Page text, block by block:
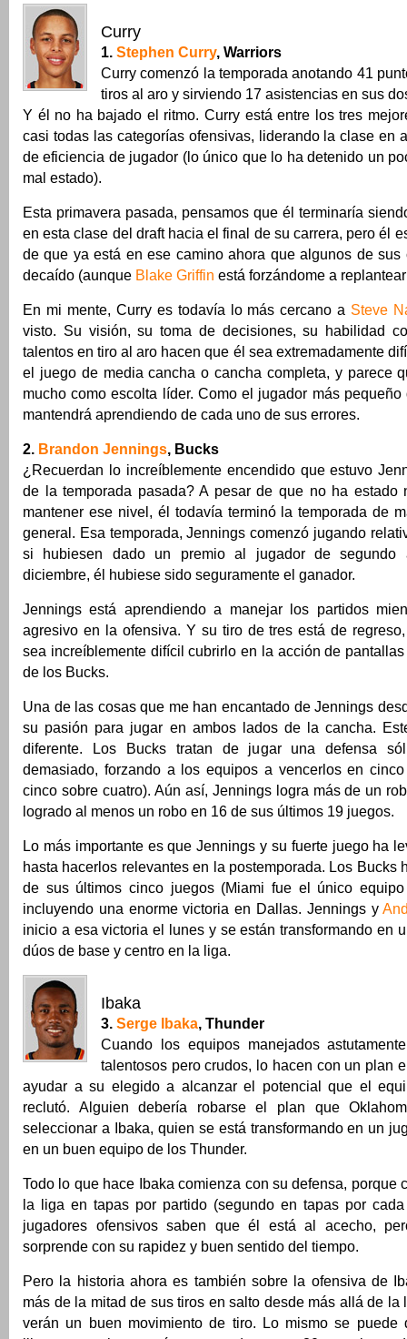
Curry
1. Stephen Curry, Warriors
Curry comenzó la temporada anotando 41
tiros al aro y sirviendo 17 asistencias en sus
Y él no ha bajado el ritmo. Curry está entre los tres
casi todas las categorías ofensivas, liderando la clase en
de eficiencia de jugador (lo único que lo ha detenido un
mal estado).
Esta primavera pasada, pensamos que él terminaría
en esta clase del draft hacia el final de su carrera, pero él
de que ya está en ese camino ahora que algunos de sus
decaído (aunque Blake Griffin está forzándome a
En mi mente, Curry es todavía lo más cercano a Steve
visto. Su visión, su toma de decisiones, su habilidad
talentos en tiro al aro hacen que él sea extremadamente
el juego de media cancha o cancha completa, y parece
mucho como escolta líder. Como el jugador más
mantendrá aprendiendo de cada uno de sus errores.
2. Brandon Jennings, Bucks
¿Recuerdan lo increíblemente encendido que estuvo
de la temporada pasada? A pesar de que no ha estado
mantener ese nivel, él todavía terminó la temporada de
general. Esa temporada, Jennings comenzó jugando
si hubiesen dado un premio al jugador de
diciembre, él hubiese sido seguramente el ganador.
Jennings está aprendiendo a manejar los partidos
agresivo en la ofensiva. Y su tiro de tres está de
sea increíblemente difícil cubrirlo en la acción de
de los Bucks.
Una de las cosas que me han encantado de Jennings
su pasión para jugar en ambos lados de la cancha.
diferente. Los Bucks tratan de jugar una defensa
demasiado, forzando a los equipos a vencerlos en
cinco sobre cuatro). Aún así, Jennings logra más de un
logrado al menos un robo en 16 de sus últimos 19 juegos.
Lo más importante es que Jennings y su fuerte juego ha
hasta hacerlos relevantes en la postemporada. Los Bucks
de sus últimos cinco juegos (Miami fue el único
incluyendo una enorme victoria en Dallas. Jennings y
inicio a esa victoria el lunes y se están transformando en
dúos de base y centro en la liga.
Ibaka
3. Serge Ibaka, Thunder
Cuando los equipos manejados
talentosos pero crudos, lo hacen con un plan
ayudar a su elegido a alcanzar el potencial que el
reclutó. Alguien debería robarse el plan que
seleccionar a Ibaka, quien se está transformando en un
en un buen equipo de los Thunder.
Todo lo que hace Ibaka comienza con su defensa, porque
la liga en tapas por partido (segundo en tapas por
jugadores ofensivos saben que él está al acecho,
sorprende con su rapidez y buen sentido del tiempo.
Pero la historia ahora es también sobre la ofensiva de
más de la mitad de sus tiros en salto desde más allá de la
verán un buen movimiento de tiro. Lo mismo se puede